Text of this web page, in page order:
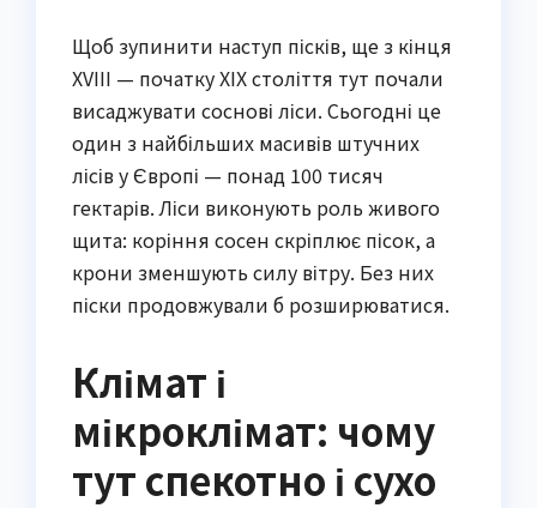
Щоб зупинити наступ пісків, ще з кінця
XVIII — початку XIX століття тут почали
висаджувати соснові ліси. Сьогодні це
один з найбільших масивів штучних
лісів у Європі — понад 100 тисяч
гектарів. Ліси виконують роль живого
щита: коріння сосен скріплює пісок, а
крони зменшують силу вітру. Без них
піски продовжували б розширюватися.
Клімат і
мікроклімат: чому
тут спекотно і сухо